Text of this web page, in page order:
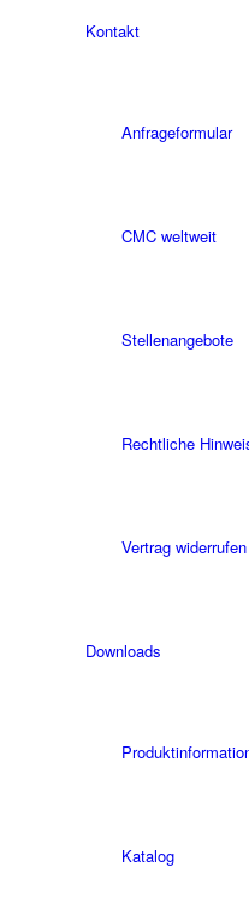
Kontakt
Anfrageformular
CMC weltweit
Stellenangebote
Rechtliche
Vertrag widerrufen
Downloads
Katalog